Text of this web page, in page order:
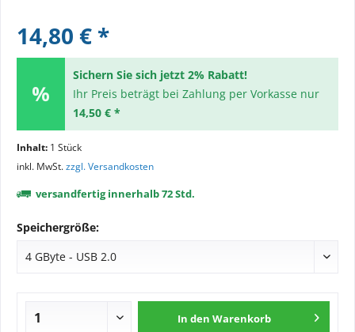
14,80 € *
Sichern Sie sich jetzt 2% Rabatt!
Ihr Preis beträgt bei Zahlung per Vorkasse nur
14,50 € *
Inhalt: 1 Stück
inkl. MwSt.zzgl. Versandkosten
versandfertig innerhalb 72 Std.
Speichergröße:
In den Warenkorb